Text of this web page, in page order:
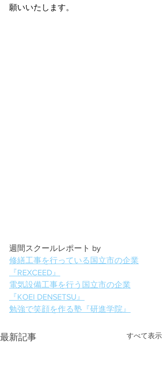
願いいたします。
週間スクールレポート by
修繕工事を行っている国立市の企業
『REXCEED』
電気設備工事を行う国立市の企業
『KOEI DENSETSU』
勉強で笑顔を作る塾『研進学院』
最新記事 すべて表示